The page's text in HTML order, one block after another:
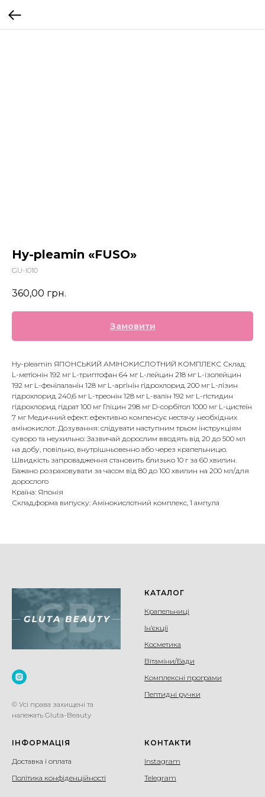
Hy-pleamin «FUSO»
GU-I010
360,00 грн.
Замовити
Hy-pleamin ЯПОНСЬКИЙ АМІНОКИСЛОТНИЙ КОМПЛЕКС Склад:
L-метіонін 192 мг L-триптофан 64 мг L-лейцин 218 мг L-ізолейцин
192 мг L-фенілаланін 128 мг L-аргінін гідрохлорид 200 мг L-лізин
гідрохлорид 240,6 мг L-треонін 128 мг L-валін 192 мг L-гістидин
гідрохлорид гідрат 100 мг Гліцин 298 мг D-сорбітол 1000 мг L-цистеїн
7 мг Медичний ефект: ефективно компенсує нестачу необхідних
амінокислот. Дозування: слідувати наступним трьом інструкціям
суворо та неухильно: Зазвичай дорослим вводять від 20 до 500 мл
на добу, повільно, внутрішньовенно або через крапельницю.
Швидкість запровадження становить близько 10 г за 60 хвилин.
Бажано розраховувати за часом від 80 до 100 хвилин на 200 мл/для
дорослого
Країна: Японія
Склад,форма випуску: Амінокислотний комплекс, 1 ампула
© Усі права захищені та
належать Gluta-Beauty
КАТАЛОГ
Крапельниці
Ін’єкції
Косметика
Вітаміни/Бади
Комплексні програми
Пептидні ручки
ІНФОРМАЦІЯ
Доставка і оплата
Політика конфіденційності
КОНТАКТИ
Instagram
Telegram